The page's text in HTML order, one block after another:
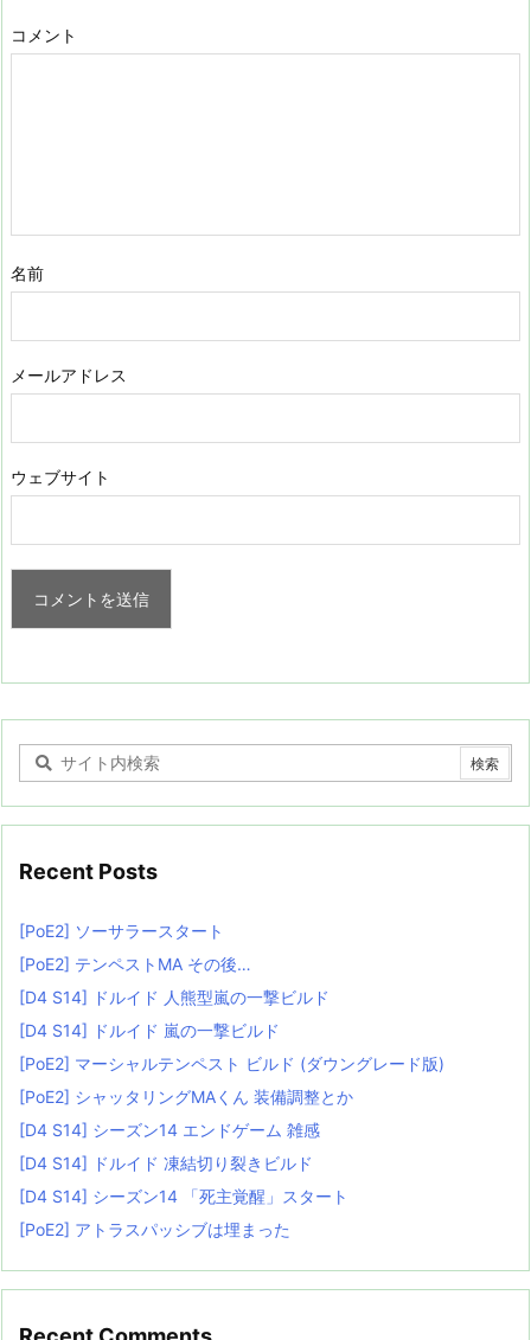
コメント
名前
メールアドレス
ウェブサイト
Recent Posts
[PoE2] ソーサラースタート
[PoE2] テンペストMA その後…
[D4 S14] ドルイド 人熊型嵐の一撃ビルド
[D4 S14] ドルイド 嵐の一撃ビルド
[PoE2] マーシャルテンペスト ビルド (ダウングレード版)
[PoE2] シャッタリングMAくん 装備調整とか
[D4 S14] シーズン14 エンドゲーム 雑感
[D4 S14] ドルイド 凍結切り裂きビルド
[D4 S14] シーズン14 「死主覚醒」スタート
[PoE2] アトラスパッシブは埋まった